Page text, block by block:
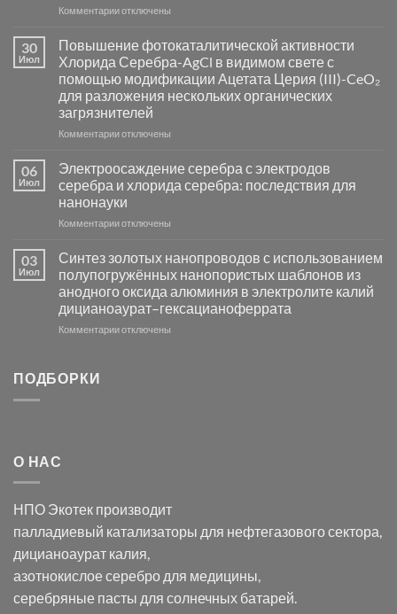
Комментариик
Пламенный
синтез
катализаторов
и
сенсоров
на
основе
группы
отключены
30
Июл
Повышение фотокаталитической активности
Хлорида Серебра-AgCl в видимом свете с
помощью модификации Ацетата Церия (III)-CeO₂
для разложения нескольких органических
загрязнителей
Комментариик
фотокаталитической
активности
Хлорида
Серебра-
в
видимом
свете
с
помощью
модификации
отключены
06
Июл
Электроосаждение серебра с электродов
серебра и хлорида серебра: последствия для
нанонауки
Комментариик
серебра
с
электродов
серебра
и
отключены
03
Июл
Синтез золотых нанопроводов с использованием
полупогружённых нанопористых шаблонов из
анодного оксида алюминия в электролите калий
дицианоаурат–гексацианоферрата
Комментариик
оксида
в
электролите
калий
дицианоаурат–
гексацианоферрата
отключены
ПОДБОРКИ
О НАС
НПО Экотек производит
палладиевый катализаторы для нефтегазового сектора,
дицианоаурат калия,
азотнокислое серебро для медицины,
серебряные пасты для солнечных батарей.